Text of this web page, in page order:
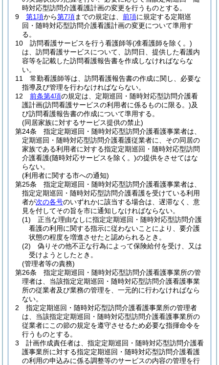
時対応型訪問介護看護計画の変更を行うものとする。
9
第1項から第7項までの規定は、 前項に規定する定期巡
回・随時対応型訪問介護看護計画の変更について準用す
る。
10
訪問看護サービスを行う看護師等(准看護師を除く。)
は、訪問看護サービスについて、訪問日、提供した看護内
容等を記載した訪問看護報告書を作成しなければならな
い。
11
常勤看護師等は、訪問看護報告書の作成に関し、必要な
指導及び管理を行わなければならない。
12
前条第4項の規定は、定期巡回・随時対応型訪問介護看
護計画(訪問看護サービスの利用者に係るものに限る。)及
び訪問看護報告書の作成について準用する。
(同居家族に対するサービス提供の禁止)
第24条
指定定期巡回・随時対応型訪問介護看護事業者は、
定期巡回・随時対応型訪問介護看護従業者に、その同居の
家族である利用者に対する指定定期巡回・随時対応型訪問
介護看護(随時対応サービスを除く。)の提供をさせてはな
らない。
(利用者に関する市への通知)
第25条
指定定期巡回・随時対応型訪問介護看護事業者は、
指定定期巡回・随時対応型訪問介護看護を受けている利用
者が次の各号のいずれかに該当する場合は、遅滞なく、意
見を付してその旨を市に通知しなければならない。
(1)
正当な理由なしに指定定期巡回・随時対応型訪問介護
看護の利用に関する指示に従わないことにより、要介護
状態の程度を増進させたと認められるとき。
(2)
偽りその他不正な行為によって保険給付を受け、又は
受けようとしたとき。
(管理者等の責務)
第26条
指定定期巡回・随時対応型訪問介護看護事業所の管
理者は、当該指定定期巡回・随時対応型訪問介護看護事業
所の従業者及び業務の管理を、一元的に行わなければなら
ない。
2
指定定期巡回・随時対応型訪問介護看護事業所の管理者
は、当該指定定期巡回・随時対応型訪問介護看護事業所の
従業者にこの節の規定を遵守させるため必要な指揮命令を
行うものとする。
3
計画作成責任者は、指定定期巡回・随時対応型訪問介護看
護事業所に対する指定定期巡回・随時対応型訪問介護看護
の利用の申込みに係る調整等のサービスの内容の管理を行